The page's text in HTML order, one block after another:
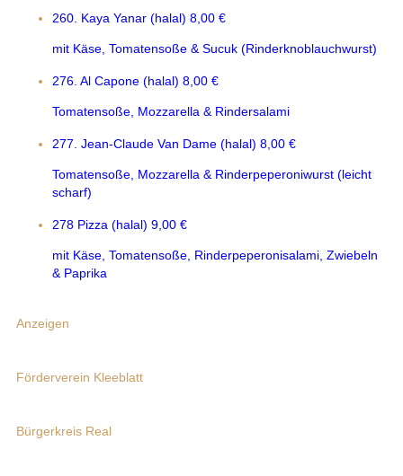
260. Kaya Yanar (halal) 8,00 €
mit Käse, Tomatensoße & Sucuk (Rinderknoblauchwurst)
276. Al Capone (halal) 8,00 €
Tomatensoße, Mozzarella & Rindersalami
277. Jean-Claude Van Dame (halal) 8,00 €
Tomatensoße, Mozzarella & Rinderpeperoniwurst (leicht
scharf)
278 Pizza (halal) 9,00 €
mit Käse, Tomatensoße, Rinderpeperonisalami, Zwiebeln
& Paprika
Anzeigen
Förderverein Kleeblatt
Bürgerkreis Real